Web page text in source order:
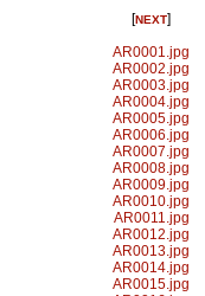
[NEXT]
AR0001.jpg
AR0002.jpg
AR0003.jpg
AR0004.jpg
AR0005.jpg
AR0006.jpg
AR0007.jpg
AR0008.jpg
AR0009.jpg
AR0010.jpg
AR0011.jpg
AR0012.jpg
AR0013.jpg
AR0014.jpg
AR0015.jpg